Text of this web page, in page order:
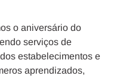
o aniversário do
serviços de
estabelecimentos e
aprendizados,